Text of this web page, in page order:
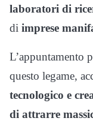
laboratori di
di imprese
L’appuntamento
questo legame,
tecnologico e
di attrarre